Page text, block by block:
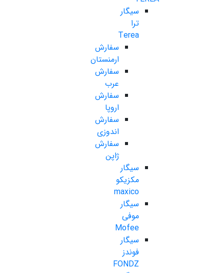
سیگار
ترا
Terea
سفارش
ارمنستان
سفارش
عرب
سفارش
اروپا
سفارش
اندوزی
سفارش
ژاپن
سیگار
مکزیکو
maxico
سیگار
موفی
Mofee
سیگار
فوندز
FONDZ